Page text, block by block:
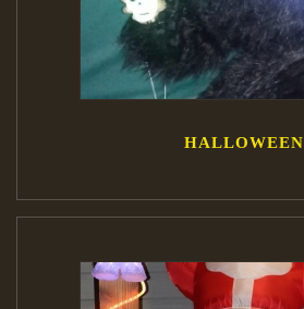
HALLOWEEN